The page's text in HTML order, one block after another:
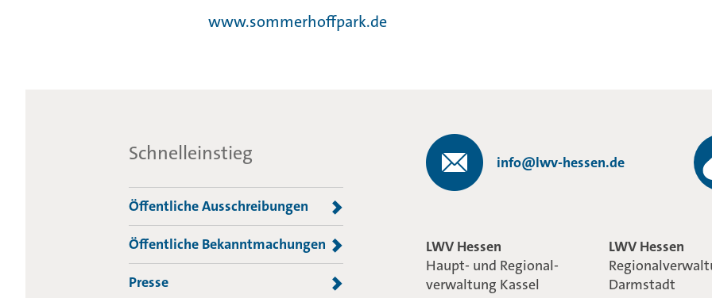
www.sommerhoffpark.de
Schnelleinstieg
Öffentliche Ausschreibungen
Öffentliche Bekanntmachungen
Presse
info@lwv-hessen.de
LWV Hessen
Haupt- und Regional-
verwaltung Kassel
LWV Hessen
Darmstadt